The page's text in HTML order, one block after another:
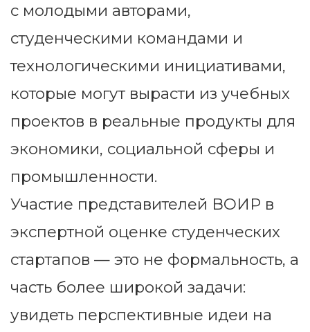
с молодыми авторами,
студенческими командами и
технологическими инициативами,
которые могут вырасти из учебных
проектов в реальные продукты для
экономики, социальной сферы и
промышленности.
Участие представителей ВОИР в
экспертной оценке студенческих
стартапов — это не формальность, а
часть более широкой задачи:
увидеть перспективные идеи на